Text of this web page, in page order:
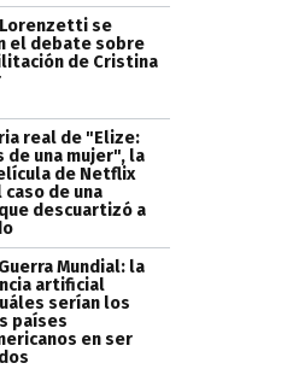
se
el debate sobre
de Cristina
real de "Elize:
de una mujer", la
de Netflix
de una
descuartizó a
Mundial: la
artificial
serían los
países
en ser